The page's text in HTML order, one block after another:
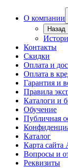
О компании
Назад
Контакты
Скидки
Оплата и
Оплата в
Гарантия и
Правила
Каталоги и
Обучение
Публичная
Каталог
Карта сайта
Вопросы и
Реквизиты